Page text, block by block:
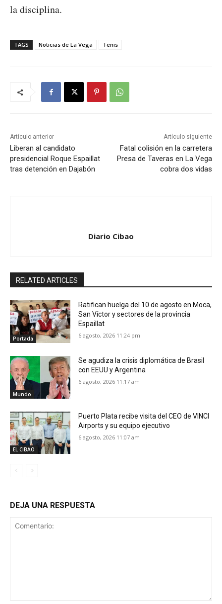
la disciplina.
TAGS Noticias de La Vega Tenis
Artículo anterior
Liberan al candidato
presidencial Roque Espaillat
tras detención en Dajabón
Artículo siguiente
Fatal colisión en la carretera
Presa de Taveras en La Vega
cobra dos vidas
Diario Cibao
RELATED ARTICLES
Portada
Ratifican huelga del 10 de agosto en Moca,
San Víctor y sectores de la provincia
Espaillat
6 agosto, 2026 11:24 pm
Mundo
Se agudiza la crisis diplomática de Brasil
con EEUU y Argentina
6 agosto, 2026 11:17 am
EL CIBAO
Puerto Plata recibe visita del CEO de VINCI
Airports y su equipo ejecutivo
6 agosto, 2026 11:07 am
DEJA UNA RESPUESTA